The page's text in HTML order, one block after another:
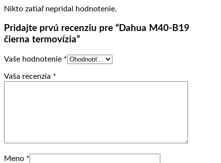
Nikto zatiaľ nepridal hodnotenie.
Pridajte prvú recenziu pre “Dahua M40-B19
čierna termovízia”
Vaše hodnotenie *
Vaša recenzia *
Meno *